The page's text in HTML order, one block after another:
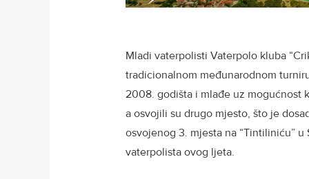
Mladi vaterpolisti Vaterpolo kluba
tradicionalnom međunarodnom
2008. godišta i mlađe uz mogućnost
a osvojili su drugo mjesto, što je
osvojenog 3. mjesta na “Tintiliniću”
vaterpolista ovog ljeta.